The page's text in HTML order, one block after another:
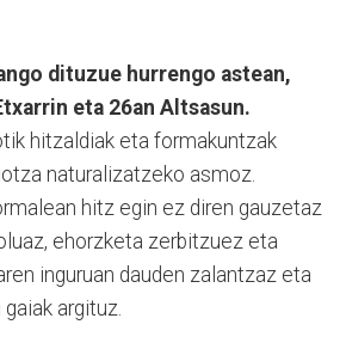
dituzue hurrengo astean,
eta 26an Altsasun.
hitzaldiak eta formakuntzak
naturalizatzeko asmoz.
hitz egin ez diren gauzetaz
ehorzketa zerbitzuez eta
inguruan dauden zalantzaz eta
argituz.